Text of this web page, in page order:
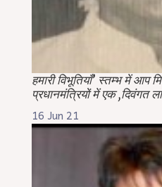
हमारी विभूतियाँ’ स्तम्भ में आप
प्रधानमंत्रियों में एक ,दिवंगत
16 Jun 21